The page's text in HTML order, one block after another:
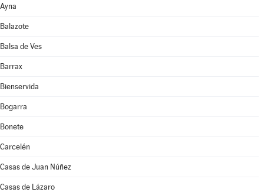
Ayna
Balazote
Balsa de Ves
Barrax
Bienservida
Bogarra
Bonete
Carcelén
Casas de Juan Núñez
Casas de Lázaro